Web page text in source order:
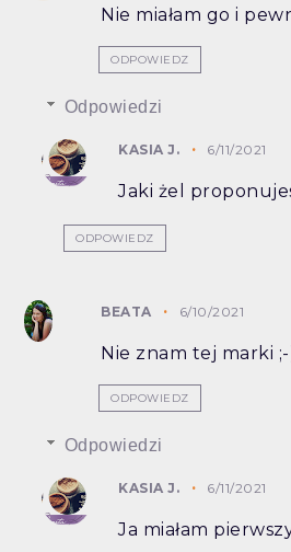
Nie miałam go i
ODPOWIEDZ
Odpowiedzi
KASIA J. 6/11/2021
Jaki żel
ODPOWIEDZ
BEATA 6/10/2021
Nie znam tej marki ;-
ODPOWIEDZ
Odpowiedzi
KASIA J. 6/11/2021
Ja miałam